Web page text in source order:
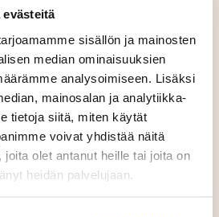
evästeitä
sisällön ja mainosten
median ominaisuuksien
analysoimiseen. Lisäksi
mainosalan ja analytiikka-
tietoja siitä, miten käytät
voivat yhdistää näitä
joita olet antanut heille tai joita on
heidän palvelujaan.
että ystävän suositteluun
uskovat ihmisiä ja sen pohjalta
vain Ruukkigolfin osakkaille
aloittelevia tai kokeneita
ole pelioikeutta Ruukkiin? Nyt
auki